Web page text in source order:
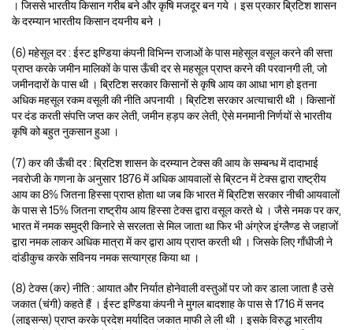
। जिससे भारतीय किसान गरीब बने और कृषि मजदूर बन गये । इस प्रकार ब्रिटिश शासन
के दरम्यान भारतीय किसान दयनीय बने ।
(6) महेसूल दर : ईस्ट इण्डिया कंपनी विभिन्न राजाओं के पास महेसूल वसूल करने की सत्ता
प्राप्त करके जमीन मालिकों के पास ऊँची दर से महसूल प्राप्त करने की परवानगी ली, जो
जमीनदारों के पास थी । ब्रिटिश सरकार किसानों से कृषि आय का आधा भाग हो इतना
अधिक महसूल रकम वसूली की नीति अपनायी । ब्रिटिश सरकार अत्याचारी थी । किसानों
पर दंड करती संपत्ति जप्त कर लेती, जमीन हड़प कर लेती, ऐसे मनमानी निर्णयों से भारतीय
कृषि को बहुत नुकसान हुआ ।
(7) कर की ऊँची दर : ब्रिटिश शासन के दरम्यान टेक्स की आय के सम्बन्ध में दादाभाई
नवरोजी के गणना के अनुसार 1876 में अधिक आयवालों से ब्रिटन में टेक्स द्वारा राष्ट्रीय
आय का 8% जितना हिस्सा प्राप्त होता था जब कि भारत में ब्रिटिश सरकार नीची आयवालों
के पास से 15% जितना राष्ट्रीय आय हिस्सा टेक्स द्वारा वसूल करते थे । जैसे नमक पर कर,
भारत में नमक समुद्री किनारे से सरलता से मिल जाता था फिर भी अंग्रेज इंग्लैण्ड से जहाजों
द्वारा नमक लाकर अधिक मात्रा में कर द्वारा आय प्राप्त करती थी । जिसके लिए गाँधीजी ने
दांडीकुच करके सविनय नमक सत्याग्रह किया था ।
(8) टेक्स (कर) नीति : आयात और निर्यात होनेवाली वस्तुओं पर जो कर डाला जाता है उसे
जकात (चंगी) कहते हैं । ईस्ट इण्डिया कंपनी ने मुगल बादशाह के पास से 1716 में सनद
(लाइसन्स) प्राप्त करके प्रदेश मर्यादित जकात माफी ले ली थी । इसके विरुद्ध भारतीय